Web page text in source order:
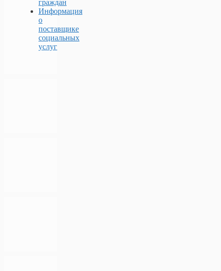
граждан
Информация
о
поставщике
социальных
услуг